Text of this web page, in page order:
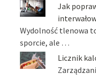
Jak
Wydolność tlenowa
sporcie, ale …
Licznik